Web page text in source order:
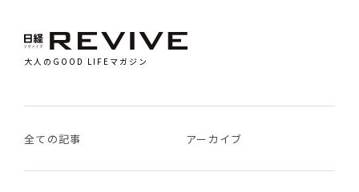
大人のGOOD LIFEマガジン
全ての記事 アーカイブ